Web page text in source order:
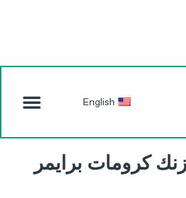
English
كرومات برايمر